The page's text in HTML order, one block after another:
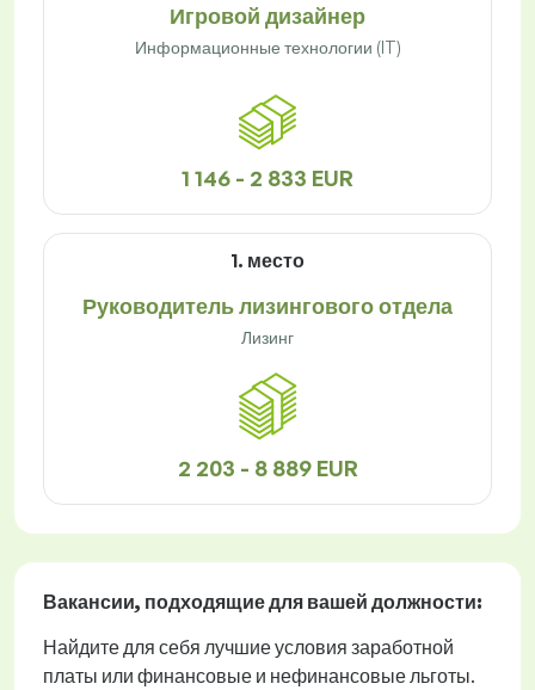
Игровой дизайнер
Информационные технологии (IT)
1 146 - 2 833 EUR
1. место
Руководитель лизингового отдела
Лизинг
2 203 - 8 889 EUR
Вакансии, подходящие для вашей должности:
Найдите для себя лучшие условия заработной
платы или финансовые и нефинансовые льготы.